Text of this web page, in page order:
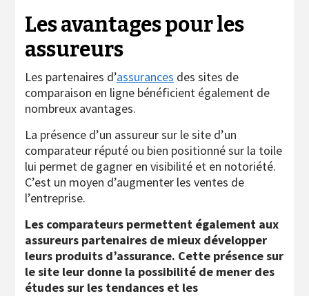
Les avantages pour les
assureurs
Les partenaires d’assurances des sites de
comparaison en ligne bénéficient également de
nombreux avantages.
La présence d’un assureur sur le site d’un
comparateur réputé ou bien positionné sur la toile
lui permet de gagner en visibilité et en notoriété.
C’est un moyen d’augmenter les ventes de
l’entreprise.
Les comparateurs permettent également aux
assureurs partenaires de mieux développer
leurs produits d’assurance. Cette présence sur
le site leur donne la possibilité de mener des
études sur les tendances et les